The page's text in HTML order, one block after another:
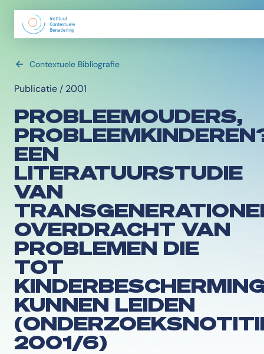
Contextuele Bibliografie
Publicatie / 2001
PROBLEEMOUDERS,
EEN
LITERATUURSTUDIE
VAN
OVERDRACHT VAN
PROBLEMEN DIE
TOT
KUNNEN LEIDEN
2001/6)